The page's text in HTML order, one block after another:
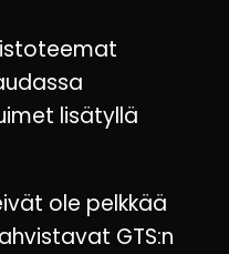
lisätyllä
ole pelkkää
GTS:n